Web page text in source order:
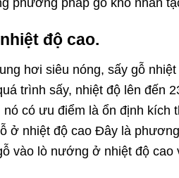
độ cao.
hơi siêu nóng, sấy gỗ
trình sấy, nhiệt độ lên đến
nó có ưu điểm là ổn định
ở nhiệt độ cao Đây là
vào lò nướng ở nhiệt độ